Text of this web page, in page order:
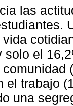
las
solo el
el trabajo
una